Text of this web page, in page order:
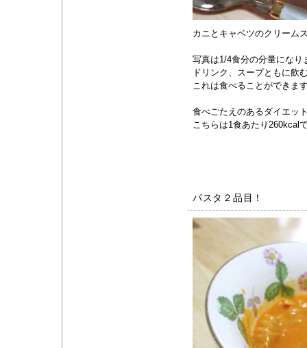
カニとキャベツのクリーム
写真は1/4食分の分量になり
ドリンク、スープともに飲
これは食べることができま
食べごたえのあるダイエッ
こちらは1食あたり260kcal
パスタ２品目！